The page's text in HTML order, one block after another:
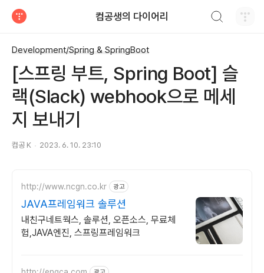
컴공생의 다이어리
Development/Spring & SpringBoot
[스프링 부트, Spring Boot] 슬
랙(Slack) webhook으로 메세
지 보내기
컴공 K 2023. 6. 10. 23:10
http://www.ncgn.co.kr 광고
JAVA프레임워크 솔루션
내친구네트웍스, 솔루션, 오픈소스, 무료체
험,JAVA엔진, 스프링프레임워크